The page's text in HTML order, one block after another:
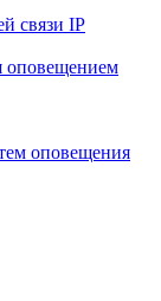
связи IP
оповещением
оповещения